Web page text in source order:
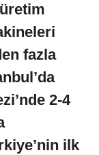
fazla
2-4
ilk